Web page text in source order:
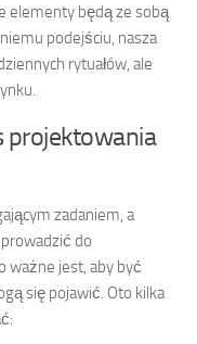
elementy będą ze sobą
podejściu, nasza
rytuałów, ale
projektowania
zadaniem, a
do
ważne jest, aby być
się pojawić. Oto kilka